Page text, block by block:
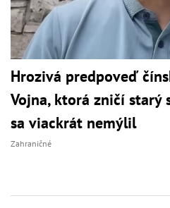
Hrozivá predpoveď
Vojna, ktorá zničí starý
sa viackrát nemýlil
Zahraničné